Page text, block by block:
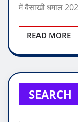
में बैसाखी धमाल
READ MORE
SEARCH